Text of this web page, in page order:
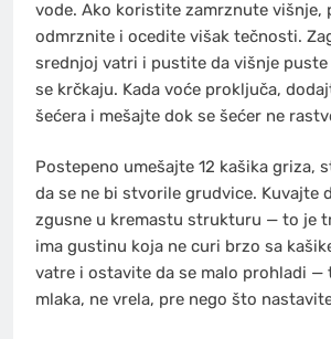
vode. Ako koristite zamrznute višnje,
odmrznite i ocedite višak tečnosti.
srednjoj vatri i pustite da višnje
se krčkaju. Kada voće proključa,
šećera i mešajte dok se šećer ne
Postepeno umešajte 12 kašika griza,
da se ne bi stvorile grudvice. Kuvajte
zgusne u kremastu strukturu — to je
ima gustinu koja ne curi brzo sa
vatre i ostavite da se malo prohladi —
mlaka, ne vrela, pre nego što